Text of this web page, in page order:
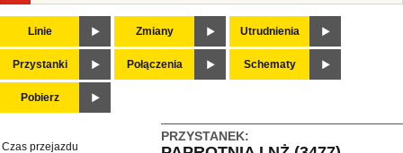
Linie Zmiany Utrudnienia
Przystanki Połączenia Schematy
Pobierz
PRZYSTANEK:
Czas przejazdu